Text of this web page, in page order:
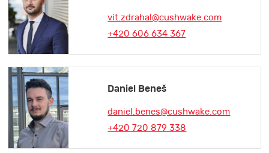
vit.zdrahal@cushwake.com
+420 606 634 367
Daniel Beneš
daniel.benes@cushwake.com
+420 720 879 338